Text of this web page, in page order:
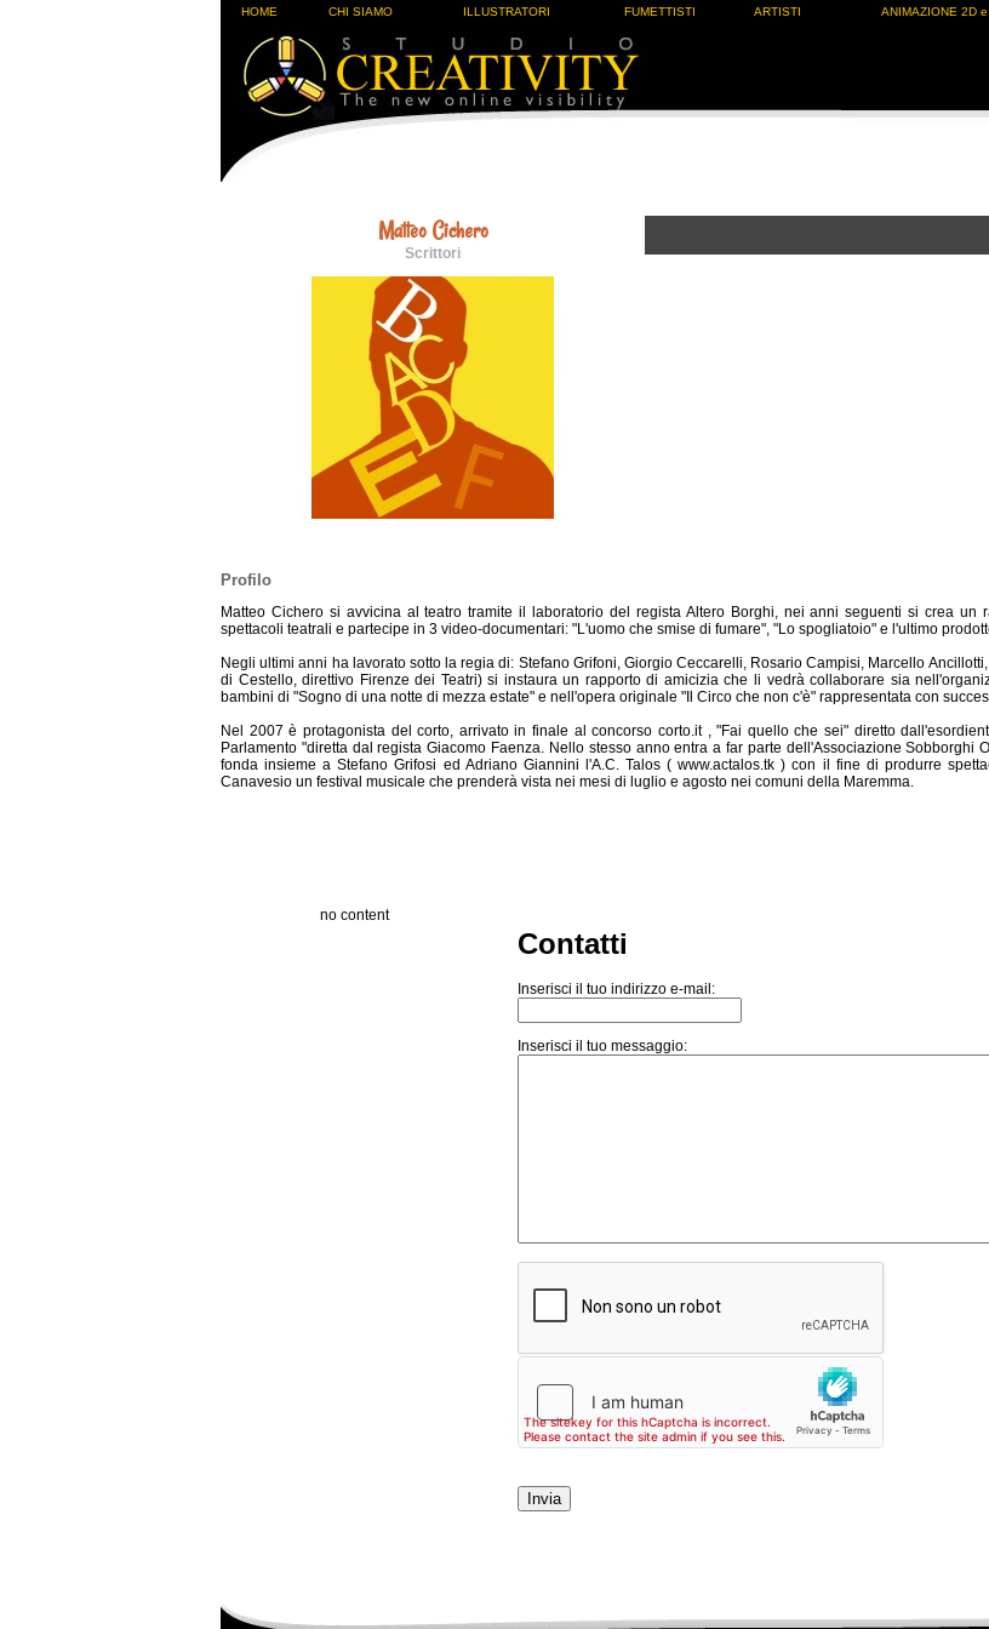
HOME CHI SIAMO ILLUSTRATORI FUMETTISTI ARTISTI ANIMAZIONE 2D
Matteo Cichero
Scrittori
Profilo
Matteo Cichero si avvicina al teatro tramite il laboratorio del regista Altero Borghi, nei anni seguenti si crea
spettacoli teatrali e partecipe in 3 video-documentari: "L'uomo che smise di fumare", "Lo spogliatoio" e l'ultimo
Negli ultimi anni ha lavorato sotto la regia di: Stefano Grifoni, Giorgio Ceccarelli, Rosario Campisi, Marcello
di Cestello, direttivo Firenze dei Teatri) si instaura un rapporto di amicizia che li vedrà collaborare sia
bambini di "Sogno di una notte di mezza estate" e nell'opera originale "Il Circo che non c'è" rappresentata con
Nel 2007 è protagonista del corto, arrivato in finale al concorso corto.it , "Fai quello che sei" diretto
Parlamento "diretta dal regista Giacomo Faenza. Nello stesso anno entra a far parte dell'Associazione Sobborghi
fonda insieme a Stefano Grifosi ed Adriano Giannini l'A.C. Talos ( www.actalos.tk ) con il fine di produrre
Canavesio un festival musicale che prenderà vista nei mesi di luglio e agosto nei comuni della Maremma.
no content
Contatti
Inserisci il tuo indirizzo e-mail:
Inserisci il tuo messaggio: